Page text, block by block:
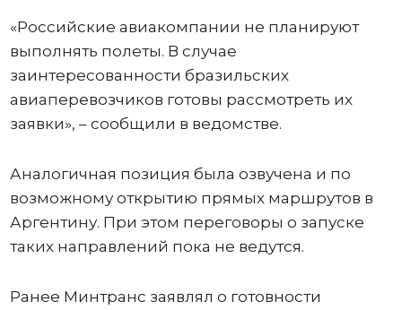
«Российские авиакомпании не планируют
выполнять полеты. В случае
заинтересованности бразильских
авиаперевозчиков готовы рассмотреть их
заявки», – сообщили в ведомстве.
Аналогичная позиция была озвучена и по
возможному открытию прямых маршрутов в
Аргентину. При этом переговоры о запуске
таких направлений пока не ведутся.
Ранее Минтранс заявлял о готовности